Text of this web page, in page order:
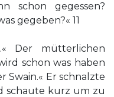
schon gegessen?
gegeben?« 11
Der mütterlichen
schon was haben
Swain.« Er schnalzte
schaute kurz um zu